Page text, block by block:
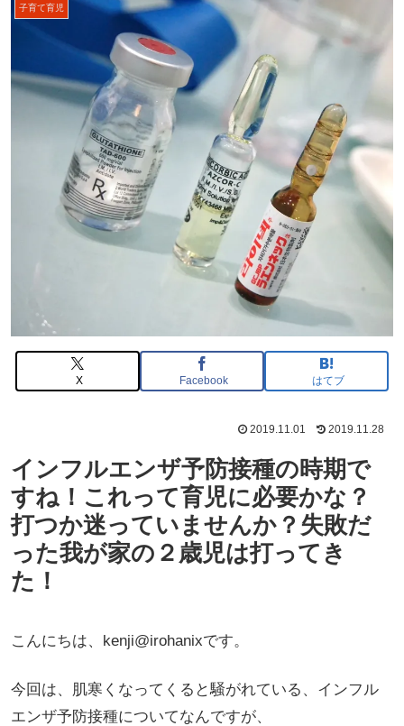
子育て育児
X Facebook はてブ
2019.11.01 2019.11.28
インフルエンザ予防接種の時期で
すね！これって育児に必要かな？
打つか迷っていませんか？失敗だ
った我が家の２歳児は打ってき
た！
こんにちは、kenji@irohanixです。
今回は、肌寒くなってくると騒がれている、インフル
エンザ予防接種についてなんですが、